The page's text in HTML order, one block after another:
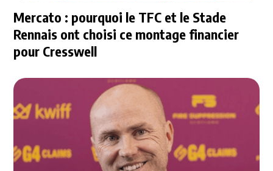
Mercato : pourquoi le TFC et le Stade
Rennais ont choisi ce montage financier
pour Cresswell